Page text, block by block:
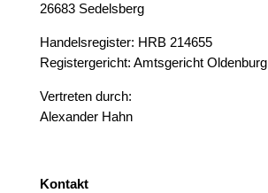
26683 Sedelsberg
Handelsregister: HRB 214655
Registergericht: Amtsgericht Oldenburg
Vertreten durch:
Alexander Hahn
Kontakt